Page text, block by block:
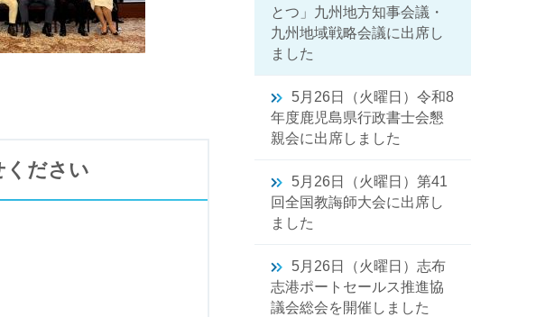
ください
とつ」九州地方知事会議・
九州地域戦略会議に出席し
ました
5月26日（火曜日）令和8
年度鹿児島県行政書士会懇
親会に出席しました
5月26日（火曜日）第41
回全国教誨師大会に出席し
ました
5月26日（火曜日）志布
志港ポートセールス推進協
議会総会を開催しました